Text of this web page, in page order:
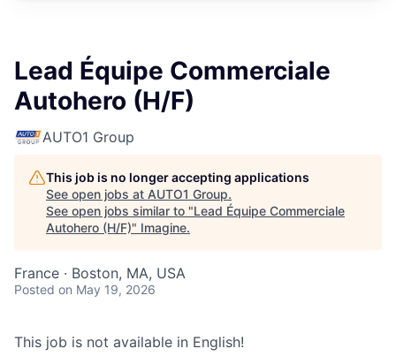
Lead Équipe Commerciale
Autohero (H/F)
AUTO1 Group
This job is no longer accepting applications
See open jobs at AUTO1 Group.
See open jobs similar to "Lead Équipe Commerciale
Autohero (H/F)" Imagine.
France · Boston, MA, USA
Posted on May 19, 2026
This job is not available in English!